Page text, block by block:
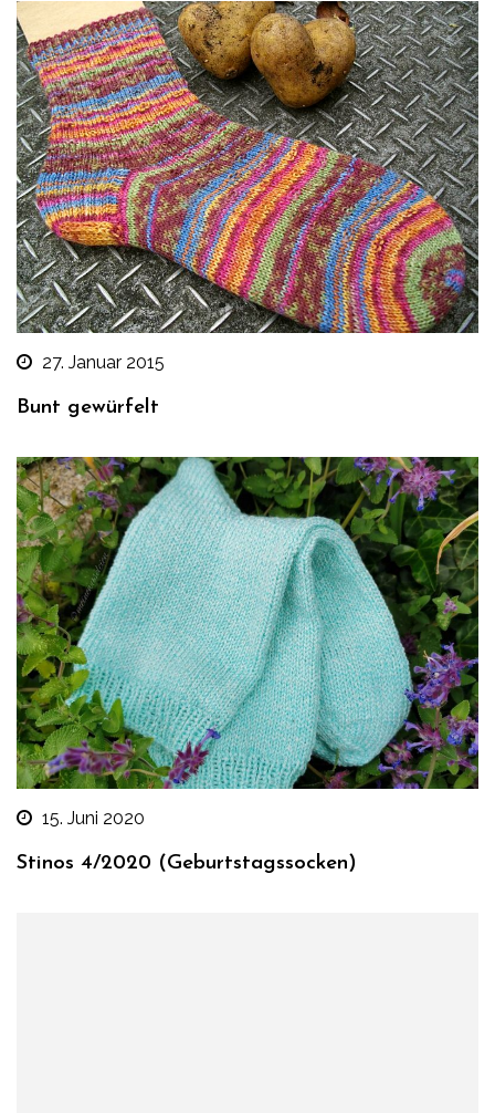
27. Januar 2015
Bunt gewürfelt
15. Juni 2020
Stinos 4/2020 (Geburtstagssocken)